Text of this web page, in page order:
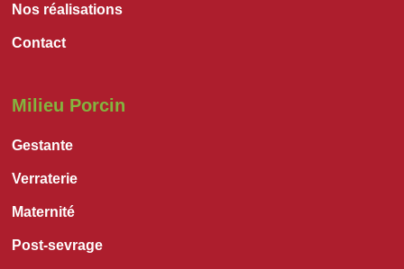
Nos réalisations
Contact
Milieu Porcin
Gestante
Verraterie
Maternité
Post-sevrage